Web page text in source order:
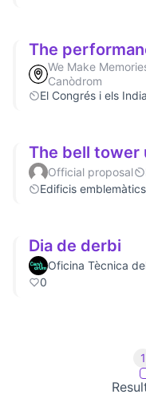
The
We Make
Canòdrom
El Congrés i els
The bell
Official proposal
Edificis emblemàtics
Dia de derbi
Oficina Tècnica
0
1